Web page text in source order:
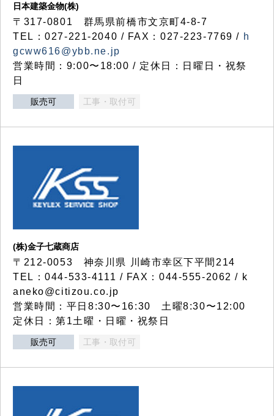
日本建築金物(株)
〒317‐0801 群馬県前橋市文京町4-8-7
TEL：027-221-2040 / FAX：027-223-7769 / h
gcww616@ybb.ne.jp
営業時間：9:00〜18:00 / 定休日：日曜日・祝祭
日
販売可 工事・取付可
(株)金子七蔵商店
〒212-0053 神奈川県 川崎市幸区下平間214
TEL：044-533-4111 / FAX：044-555-2062 / k
aneko@citizou.co.jp
営業時間：平日8:30〜16:30 土曜8:30〜12:00
定休日：第1土曜・日曜・祝祭日
販売可 工事・取付可